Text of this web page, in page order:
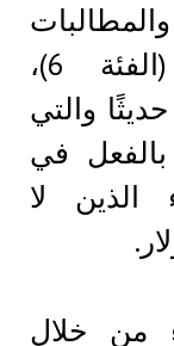
العميل (الفئة 5)، والمطالبات
العامة غير المضمونة (الفئة 6)،
والتي
لم يتم دفعها. بدأت FTX بالفعل في
الذين لا
من خلال